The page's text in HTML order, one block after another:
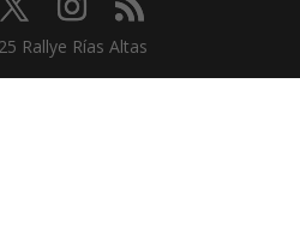
Rallye Rías Altas